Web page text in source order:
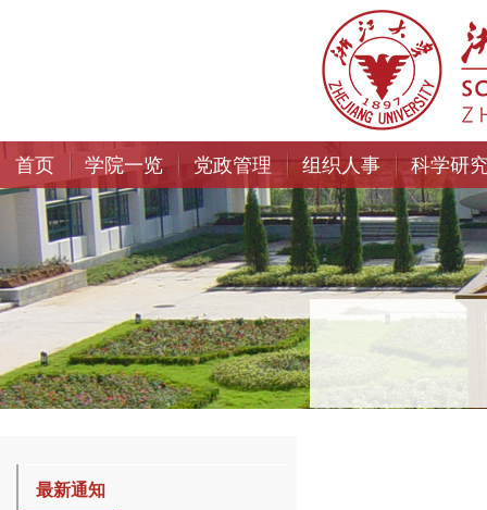
首页 学院一览 党政管理 组织人事 科学研
最新通知